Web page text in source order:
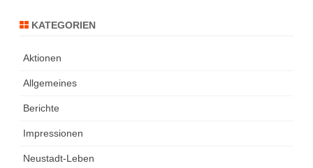
KATEGORIEN
Aktionen
Allgemeines
Berichte
Impressionen
Neustadt-Leben